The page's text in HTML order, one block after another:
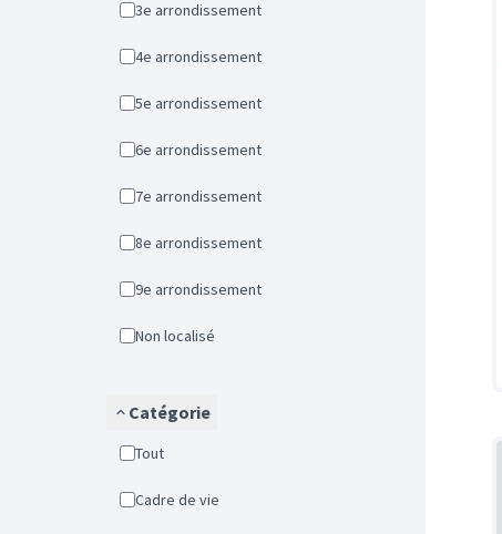
3e arrondissement
4e arrondissement
5e arrondissement
6e arrondissement
7e arrondissement
8e arrondissement
9e arrondissement
Non localisé
Catégorie
Tout
Cadre de vie